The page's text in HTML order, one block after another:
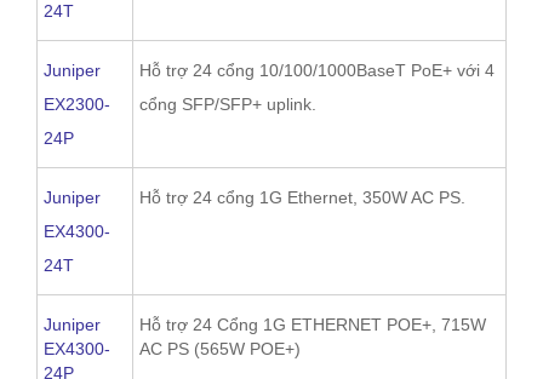
24T
Juniper
EX2300-
24P
Hỗ trợ 24 cổng 10/100/1000BaseT PoE+ với 4
cổng SFP/SFP+ uplink.
Juniper
EX4300-
24T
Hỗ trợ 24 cổng 1G Ethernet, 350W AC PS.
Juniper
EX4300-
24P
Hỗ trợ 24 Cổng 1G ETHERNET POE+, 715W
AC PS (565W POE+)